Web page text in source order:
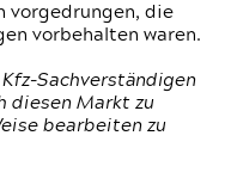
vorgedrungen, die
vorbehalten waren.
Sachverständigen
diesen Markt zu
bearbeiten zu